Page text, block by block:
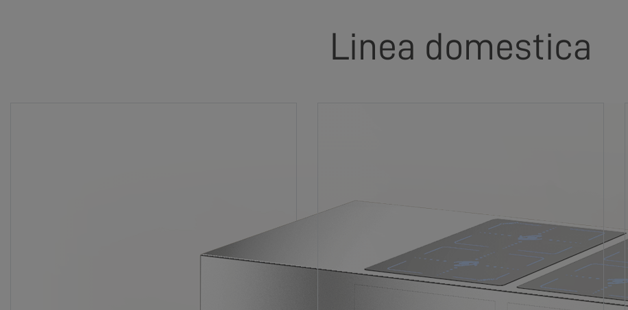
Linea domestica